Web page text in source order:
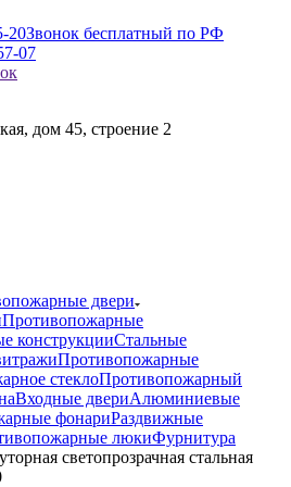
20Звонок бесплатный по РФ
07
дом 45, строение 2
двери
Противопожарные
конструкцииСтальные
Противопожарные
стеклоПротивопожарный
Входные двериАлюминиевые
фонариРаздвижные
люкиФурнитура
светопрозрачная стальная